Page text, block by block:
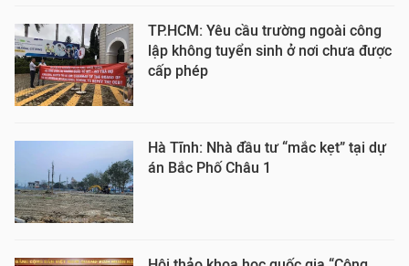
TP.HCM: Yêu cầu trường ngoài công
lập không tuyển sinh ở nơi chưa được
cấp phép
Hà Tĩnh: Nhà đầu tư “mắc kẹt” tại dự
án Bắc Phố Châu 1